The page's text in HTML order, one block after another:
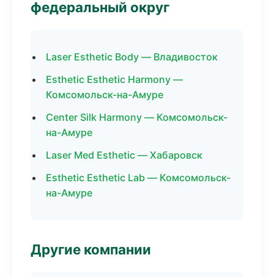
федеральный округ
Laser Esthetic Body — Владивосток
Esthetic Esthetic Harmony —
Комсомольск-на-Амуре
Center Silk Harmony — Комсомольск-
на-Амуре
Laser Med Esthetic — Хабаровск
Esthetic Esthetic Lab — Комсомольск-
на-Амуре
Другие компании